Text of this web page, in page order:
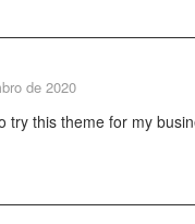
de 2020
try this theme for my